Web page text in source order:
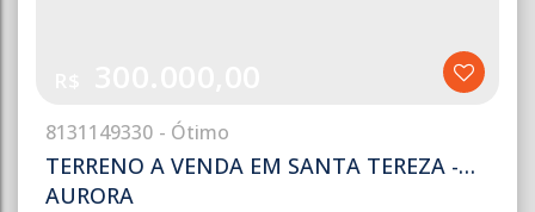
TERRENO A VENDA EM SANTA TEREZA -
AURORA
8131149330